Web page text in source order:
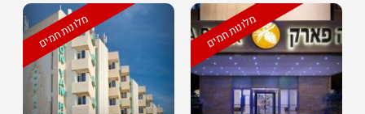
מלונות חמים מלונות חמים